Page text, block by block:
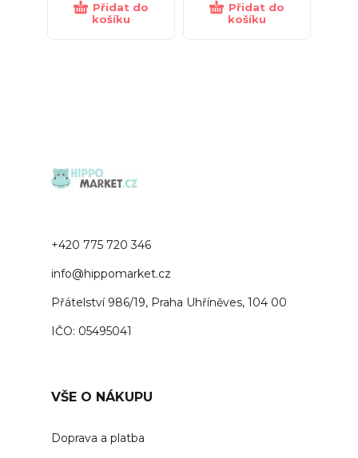
Přidat do
košíku
Přidat do
košíku
+420 775 720 346
info@hippomarket.cz
Přátelství 986/19, Praha Uhříněves, 104 00
IČO: 05495041
VŠE O NÁKUPU
Doprava a platba